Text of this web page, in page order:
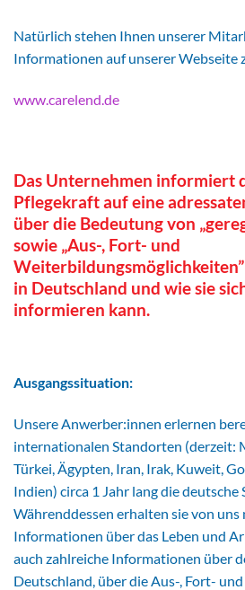
Natürlich stehen Ihnen unserer
Informationen auf unserer Webseite
www.carelend.de
Das Unternehmen informiert
Pflegekraft auf eine
über die Bedeutung von
sowie „Aus-, Fort- und
in Deutschland und wie sie
informieren kann.
Ausgangssituation:
Unsere Anwerber:innen erlernen
internationalen Standorten (derzeit:
Türkei, Ägypten, Iran, Irak, Kuweit,
Indien) circa 1 Jahr lang die deutsche
Währenddessen erhalten sie von uns
Informationen über das Leben und
auch zahlreiche Informationen über
Deutschland, über die Aus-, Fort- und